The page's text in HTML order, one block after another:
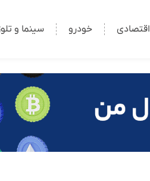
اقتصادی خودرو سینما و